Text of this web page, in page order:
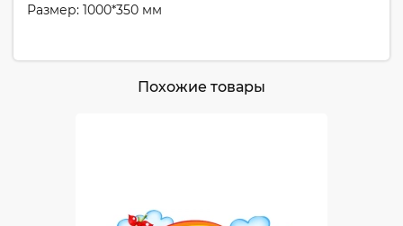
Размер: 1000*350 мм
Похожие товары